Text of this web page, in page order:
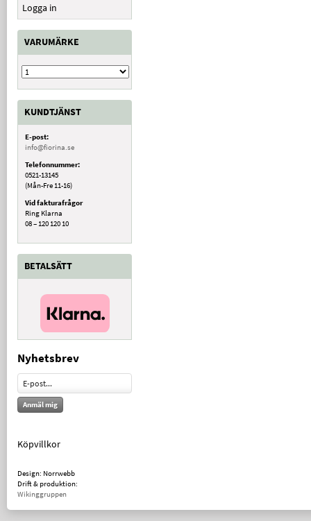
Logga in
VARUMÄRKE
KUNDTJÄNST
E-post:
info@fiorina.se
Telefonnummer:
0521-13145
(Mån-Fre 11-16)
Vid fakturafrågor
Ring Klarna
08 – 120 120 10
BETALSÄTT
Nyhetsbrev
Anmäl mig
Köpvillkor
Design: Norrwebb
Drift & produktion:
Wikinggruppen